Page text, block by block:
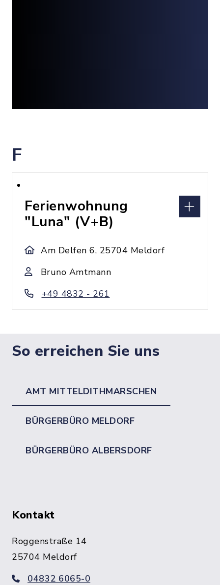
F
Ferienwohnung
"Luna" (V+B)
Am Delfen 6, 25704 Meldorf
Bruno Amtmann
+49 4832 - 261
So erreichen Sie uns
AMT MITTELDITHMARSCHEN
BÜRGERBÜRO MELDORF
BÜRGERBÜRO ALBERSDORF
Kontakt
Roggenstraße 14
25704 Meldorf
04832 6065-0